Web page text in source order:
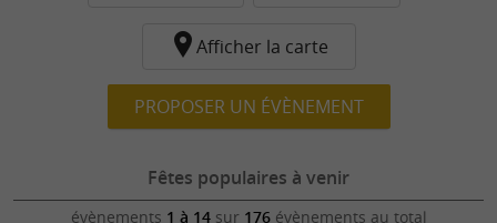
Afficher la carte
PROPOSER UN ÉVÈNEMENT
Fêtes populaires à venir
évènements 1 à 14sur 176évènements au total